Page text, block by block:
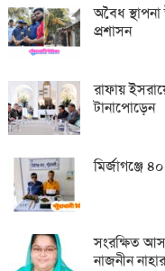
অবৈধ
প্রশাসন
রাফায়
টানাপোড়েন
মির্জাগঞ্জে
সংরক্ষিত
নাজনীন